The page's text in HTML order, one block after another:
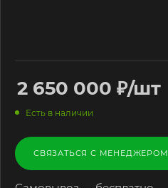
2 650 000 ₽/шт
Есть в наличии
СВЯЗАТЬСЯ С МЕНЕДЖЕРОМ